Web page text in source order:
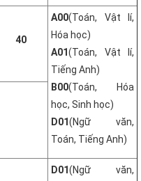
40
A00(Toán, Vật lí,
Hóa học)
A01(Toán, Vật lí,
Tiếng Anh)
B00(Toán, Hóa
học, Sinh học)
D01(Ngữ văn,
Toán, Tiếng Anh)
D01(Ngữ văn,